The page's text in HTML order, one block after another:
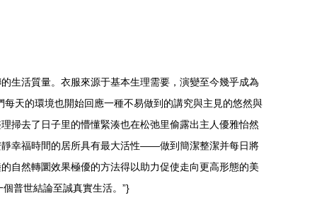
生活質量。衣服來源于基本生理需要，演變至今幾乎成為
天的環境也開始回應一種不易做到的講究與主見的悠然與
掃去了日子里的懵懂緊湊也在松弛里偷露出主人優雅怡然
幸福時間的居所具有最大活性——做到簡潔整潔并每日將
自然轉圜效果極優的方法得以助力促使走向更高形態的美
普世結論至誠真實生活。”}